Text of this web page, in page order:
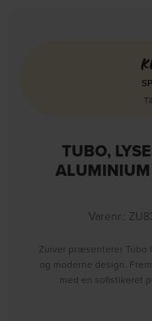
TUBO,
ALUMINIUM
Varenr.:
Zuiver præsenterer Tubo
og moderne design.
med en sofistikeret